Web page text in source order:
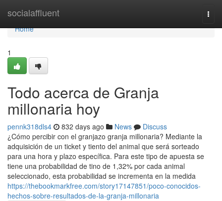
socialaffluent
Home
Home
1
Todo acerca de Granja
millonaria hoy
pennk318dls4 832 days ago News
Discuss
¿Cómo percibir con el granjazo granja millonaria? Mediante la
adquisición de un ticket y tiento del animal que será sorteado
para una hora y plazo específica. Para este tipo de apuesta se
tiene una probabilidad de tino de 1,32% por cada animal
seleccionado, esta probabilidad se incrementa en la medida
https://thebookmarkfree.com/story17147851/poco-conocidos-
hechos-sobre-resultados-de-la-granja-millonaria